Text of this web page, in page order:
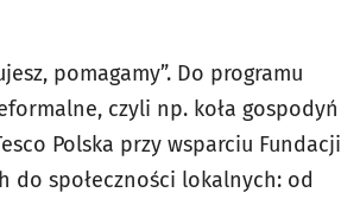
pomagamy”. Do programu
czyli np. koła gospodyń
Polska przy wsparciu Fundacji
do społeczności lokalnych: od